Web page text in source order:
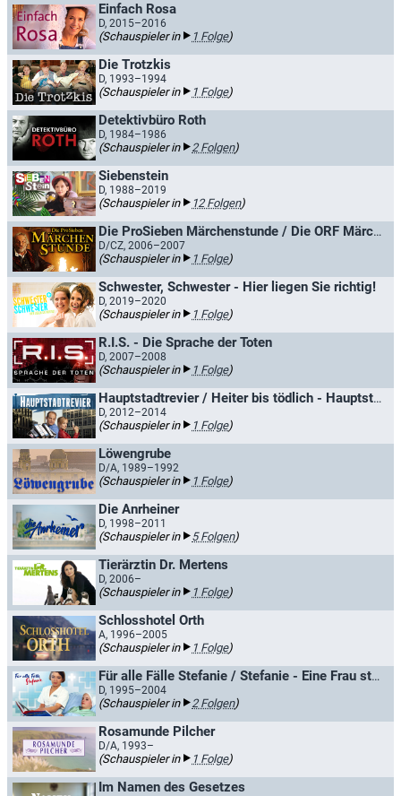
Einfach Rosa
D, 2015–2016
(Schauspieler in 1 Folge)
Die Trotzkis
D, 1993–1994
(Schauspieler in 1 Folge)
Detektivbüro Roth
D, 1984–1986
(Schauspieler in 2 Folgen)
Siebenstein
D, 1988–2019
(Schauspieler in 12 Folgen)
Die ProSieben Märchenstunde / Die ORF Märchenstunde
D/CZ, 2006–2007
(Schauspieler in 1 Folge)
Schwester, Schwester - Hier liegen Sie richtig!
D, 2019–2020
(Schauspieler in 1 Folge)
R.I.S. - Die Sprache der Toten
D, 2007–2008
(Schauspieler in 1 Folge)
Hauptstadtrevier / Heiter bis tödlich - Hauptstadtrevier
D, 2012–2014
(Schauspieler in 1 Folge)
Löwengrube
D/A, 1989–1992
(Schauspieler in 1 Folge)
Die Anrheiner
D, 1998–2011
(Schauspieler in 5 Folgen)
Tierärztin Dr. Mertens
D, 2006–
(Schauspieler in 1 Folge)
Schlosshotel Orth
A, 1996–2005
(Schauspieler in 1 Folge)
Für alle Fälle Stefanie / Stefanie - Eine Frau startet durch
D, 1995–2004
(Schauspieler in 2 Folgen)
Rosamunde Pilcher
D/A, 1993–
(Schauspieler in 1 Folge)
Im Namen des Gesetzes